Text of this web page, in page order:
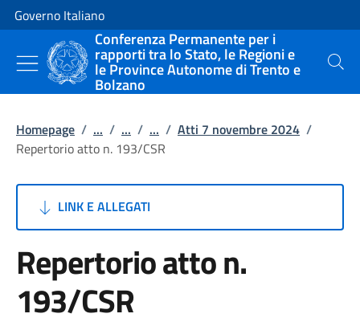
Vai al contenuto
Vai alla navigazione del sito
Governo Italiano
Conferenza Permanente per i
rapporti tra lo Stato, le Regioni e
le Province Autonome di Trento e
Bolzano
Cerca
Homepage / ... / ... / ... / Atti 7 novembre 2024 /
Repertorio atto n. 193/CSR
LINK E ALLEGATI
Repertorio atto n.
193/CSR